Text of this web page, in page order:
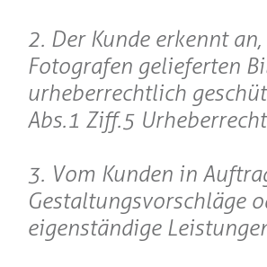
2. Der Kunde erkennt
Fotografen gelieferten
urheberrechtlich
Abs.1 Ziff.5
3. Vom Kunden in
Gestaltungsvorschläge
eigenständige